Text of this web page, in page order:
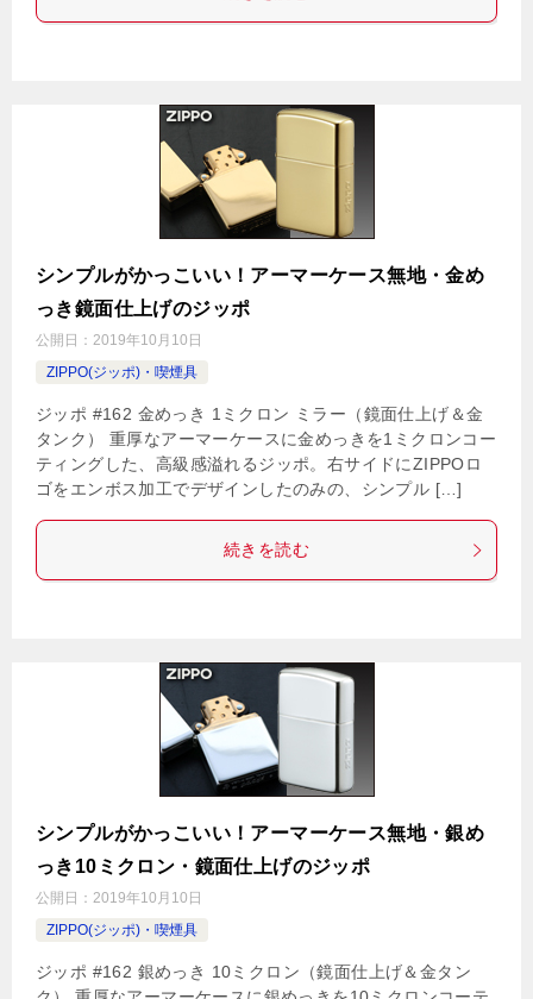
シンプルがかっこいい！アーマーケース無地・金め
っき鏡面仕上げのジッポ
公開日： 2019年10月10日
ZIPPO(ジッポ)・喫煙具
ジッポ #162 金めっき 1ミクロン ミラー（鏡面仕上げ＆金
タンク） 重厚なアーマーケースに金めっきを1ミクロンコー
ティングした、高級感溢れるジッポ。右サイドにZIPPOロ
ゴをエンボス加工でデザインしたのみの、シンプル […]
続きを読む
シンプルがかっこいい！アーマーケース無地・銀め
っき10ミクロン・鏡面仕上げのジッポ
公開日： 2019年10月10日
ZIPPO(ジッポ)・喫煙具
ジッポ #162 銀めっき 10ミクロン（鏡面仕上げ＆金タン